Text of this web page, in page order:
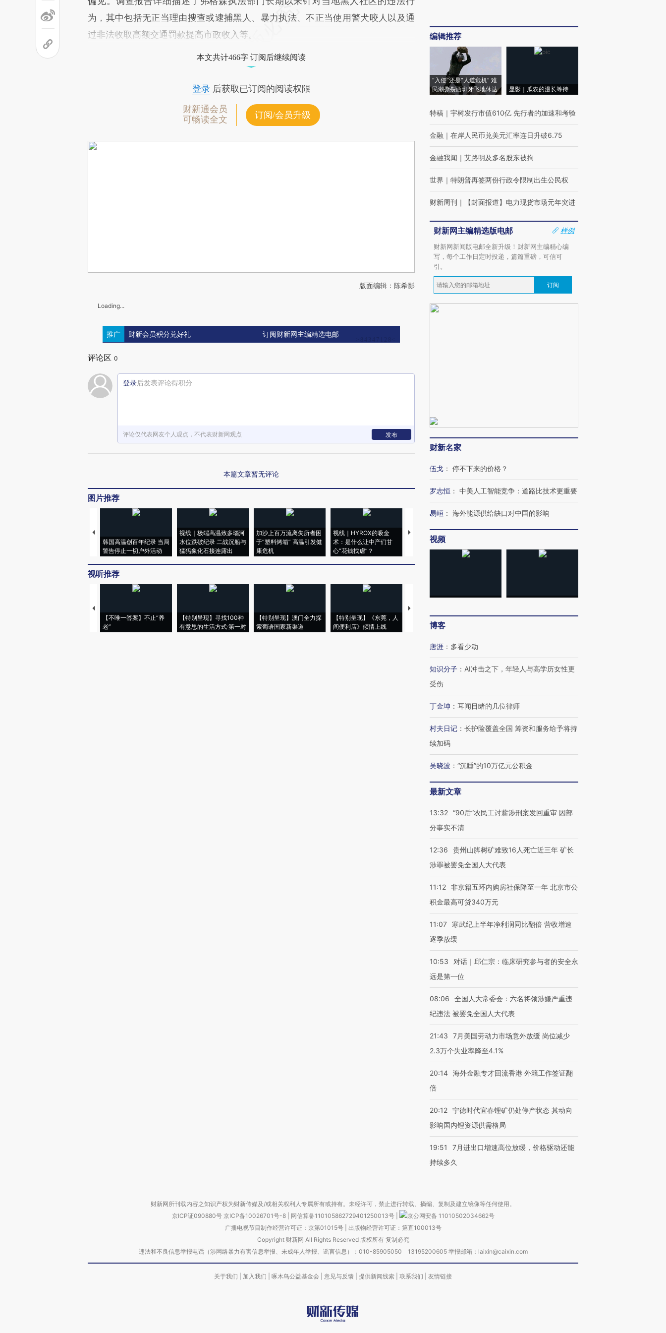
为，其中包括无正当理由搜查或逮捕黑人、暴力执法、不正当使用警犬咬人以及通
过非法收取高额交通罚款提高市政收入等。
本文共计466字 订阅后继续阅读
登录后获取已订阅的阅读权限
财新通会员
可畅读全文
订阅/会员升级
版面编辑：陈希影
Loading...
推广 财新会员积分兑好礼 订阅财新网主编精选电邮
评论区 0
登录后发表评论得积分
评论仅代表网友个人观点，不代表财新网观点 发布
本篇文章暂无评论
图片推荐
韩国高温创百年纪录 当局
警告停止一切户外活动
视线｜极端高温致多瑙河
水位跌破纪录 二战沉船与
猛犸象化石接连露出
加沙上百万流离失所者困
于“塑料烤箱” 高温引发健
康危机
视线｜HYROX的吸金
术：是什么让中产们甘
心“花钱找虐”？
马航飞行员跨国走私7万
粒摇头丸 尿检体内含3种
育部长拱下台
飞地休达
视听推荐
【不唯一答案】不止“养
老”
【特别呈现】寻找100种
有意思的生活方式·第一对
【特别呈现】澳门全力探
索葡语国家新渠道
【特别呈现】《东莞，人
间便利店》倾情上线
【推广】走进第四届链博
会，让数智科技“链”接产
【特别呈现】寻找100种
CFO：不靠规模取胜，华
编辑推荐
“入侵”还是“人道危机” 难
民潮撕裂西班牙飞地休达
显影｜瓜农的漫长等待
特稿 ｜ 宇树发行市值610亿 先行者的加速和考验
金融 ｜ 在岸人民币兑美元汇率连日升破6.75
金融我闻 ｜ 艾路明及多名股东被拘
世界 ｜ 特朗普再签两份行政令限制出生公民权
财新周刊 ｜ 【封面报道】电力现货市场元年突进
财新网主编精选版电邮
样例
财新网新闻版电邮全新升级！财新网主编精心编
写，每个工作日定时投递，篇篇重磅，可信可
引。
订阅
财新名家
伍戈 ： 停不下来的价格？
罗志恒 ： 中美人工智能竞争：道路比技术更重要
易峘 ： 海外能源供给缺口对中国的影响
视频
博客
唐涯 ： 多看少动
知识分子 ： AI冲击之下，年轻人与高学历女性更
受伤
丁金坤 ： 耳闻目睹的几位律师
村夫日记 ： 长护险覆盖全国 筹资和服务给予将持
续加码
吴晓波 ： “沉睡”的10万亿元公积金
最新文章
13:32 “90后”农民工讨薪涉刑案发回重审 因部
分事实不清
12:36
贵州山脚树矿难致16人死亡近三年 矿长
涉罪被罢免全国人大代表
11:12 非京籍五环内购房社保降至一年 北京市公
积金最高可贷340万元
11:07
寒武纪上半年净利润同比翻倍 营收增速
逐季放缓
10:53
对话｜邱仁宗：临床研究参与者的安全永
远是第一位
08:06
全国人大常委会：六名将领涉嫌严重违
纪违法 被罢免全国人大代表
21:43
7月美国劳动力市场意外放缓 岗位减少
2.3万个失业率降至4.1%
20:14 海外金融专才回流香港 外籍工作签证翻
倍
20:12 宁德时代宜春锂矿仍处停产状态 其动向
影响国内锂资源供需格局
19:51
7月进出口增速高位放缓，价格驱动还能
持续多久
财新网所刊载内容之知识产权为财新传媒及/或相关权利人专属所有或持有。未经许可，禁止进行转载、摘编、复制及建立镜像等任何使用。
京ICP证090880号 京ICP备10026701号-8 网信算备110105862729401250013号
京公网安备 11010502034662号
广播电视节目制作经营许可证：京第01015号| 出版物经营许可证：第直100013号
Copyright 财新网 All Rights Reserved 版权所有 复制必究
违法和不良信息举报电话（涉网络暴力有害信息举报、未成年人举报、谣言信息）：010-85905050 13195200605 举报邮箱：laixin@caixin.com
关于我们 加入我们 啄木鸟公益基金会 意见与反馈 提供新闻线索 联系我们 友情链接